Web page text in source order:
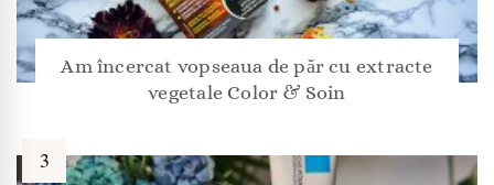
Am încercat vopseaua de păr cu extracte
vegetale Color & Soin